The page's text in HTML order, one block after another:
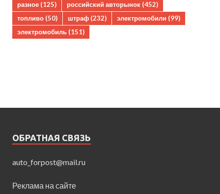
разное (125) российский авторынок (452)
топливо (50) штраф (232) электромобили (99)
электромобиль (151)
ОБРАТНАЯ СВЯЗЬ
auto_forpost@mail.ru
Реклама на сайте